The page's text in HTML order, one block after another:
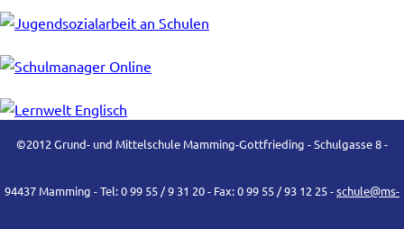
©2012 Grund- und Mittelschule Mamming-Gottfrieding - Schulgasse 8 -
94437 Mamming - Tel: 0 99 55 / 9 31 20 - Fax: 0 99 55 / 93 12 25 -schule@ms-